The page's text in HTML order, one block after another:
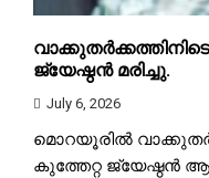
ജ്യേഷ്ഠൻ മരിച്ചു.
July 6, 2026
മൊറയൂരിൽ
കുത്തേറ്റ ജ്യേഷ്ഠൻ